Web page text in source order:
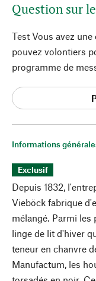
Informations
Exclusif
Depuis 1832,
Vieböck fabrique
mélangé. Parmi les
linge de lit d'hiver
teneur en chanvre
Manufactum, les
Question sur
Test Vous avez
pouvez volontiers
programme de